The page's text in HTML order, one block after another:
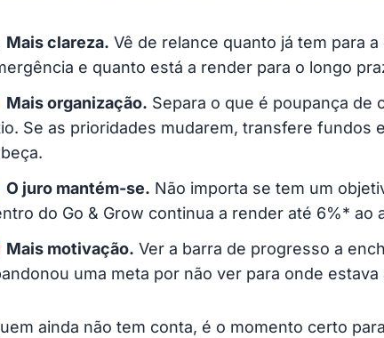
Mais clareza. Vê de relance quanto já tem para
e quanto está a render para o longo
Mais organização. Separa o que é poupança de
Se as prioridades mudarem, transfere fundos
O juro mantém-se. Não importa se tem um
do Go & Grow continua a render até 6%* ao
Mais motivação. Ver a barra de progresso a
uma meta por não ver para onde estava
ainda não tem conta, é o momento certo